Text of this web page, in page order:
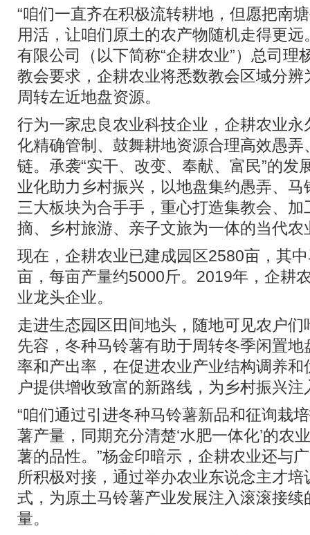
“咱们一直齐在积极流转耕地，但愿把南
用活，让咱们原土的农产物随机走得更远
有限公司（以下简称“企耕农业”）总司理
教会要求，企耕农业将悉数教会区域分
周转左近地盘资源。
行为一家忠良农业科技企业，企耕农业
化精确管制、鼓舞耕地资源合理高效愚
链。承袭“实干、改变、奉献、富民”的发
业化助力乡村振兴，以地盘集约愚弄、
三大板块为合手手，重心打造集教会、
摘、乡村旅游、亲子文旅为一体的当代农
现在，企耕农业已建成园区2580亩，其
亩，每亩产量约5000斤。2019年，企耕
业龙头企业。
走进生态园区田间地头，随地可见农户
先容，冬种马铃薯有助于周转冬季闲置
率和产出率，在促进农业产业结构调养
户提供增收致富的新路线，为乡村振兴注
“咱们通过引进冬种马铃薯新品和征询栽
薯产量，同期充分清楚‘水肥一体化’的农
薯的品性。”杨金印暗示，企耕农业还与
所积极对接，通过举办农业东说念主才
式，为原土马铃薯产业发展注入滚滚接
量。